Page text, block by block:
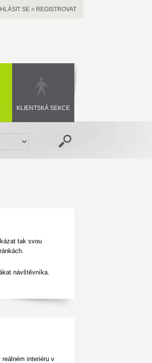
SE ■ REGISTROVAT
KLIENTSKÁ SEKCE
tak svou
návštěvníka.
interiéru v